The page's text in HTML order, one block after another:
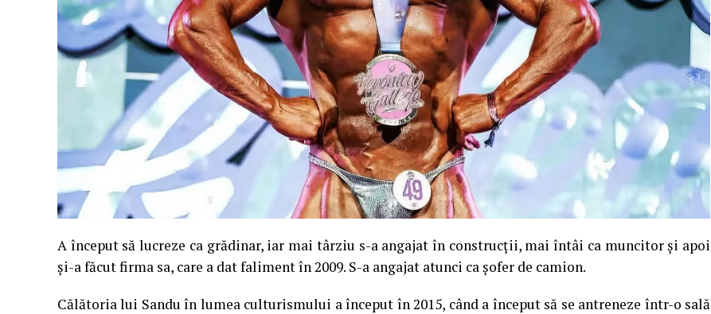
A început să lucreze ca grădinar, iar mai târziu s-a angajat în construcții, mai întâi ca muncitor și apoi
și-a făcut firma sa, care a dat faliment în 2009. S-a angajat atunci ca șofer de camion.
Călătoria lui Sandu în lumea culturismului a început în 2015, când a început să se antreneze într-o sală